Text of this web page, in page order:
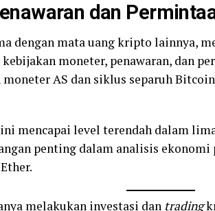
dan
dengan mata uang kripto lainnya,
moneter, penawaran, dan
AS dan siklus separuh
mencapai level terendah dalam
penting dalam analisis ekonomi
melakukan investasi dan trading